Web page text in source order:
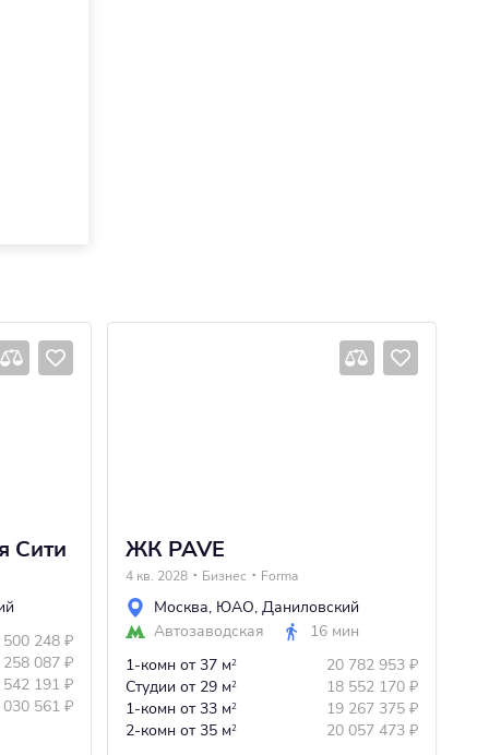
Сити
500 248 ₽
258 087 ₽
542 191 ₽
030 561 ₽
ЖК PAVE
4 кв. 2028 Бизнес Forma
Москва, ЮАО, Даниловский
Автозаводская
16 мин
1-комн от 37 м2 20 782 953 ₽
Студии от 29 м2 18 552 170 ₽
1-комн от 33 м2 19 267 375 ₽
2-комн от 35 м2 20 057 473 ₽